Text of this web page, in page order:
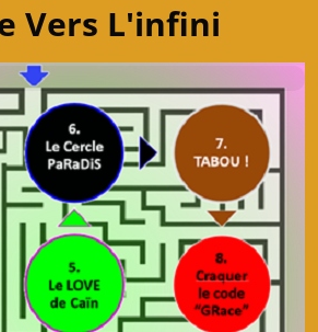
Vers L'infini